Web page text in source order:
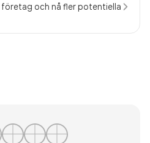
och nå fler potentiella